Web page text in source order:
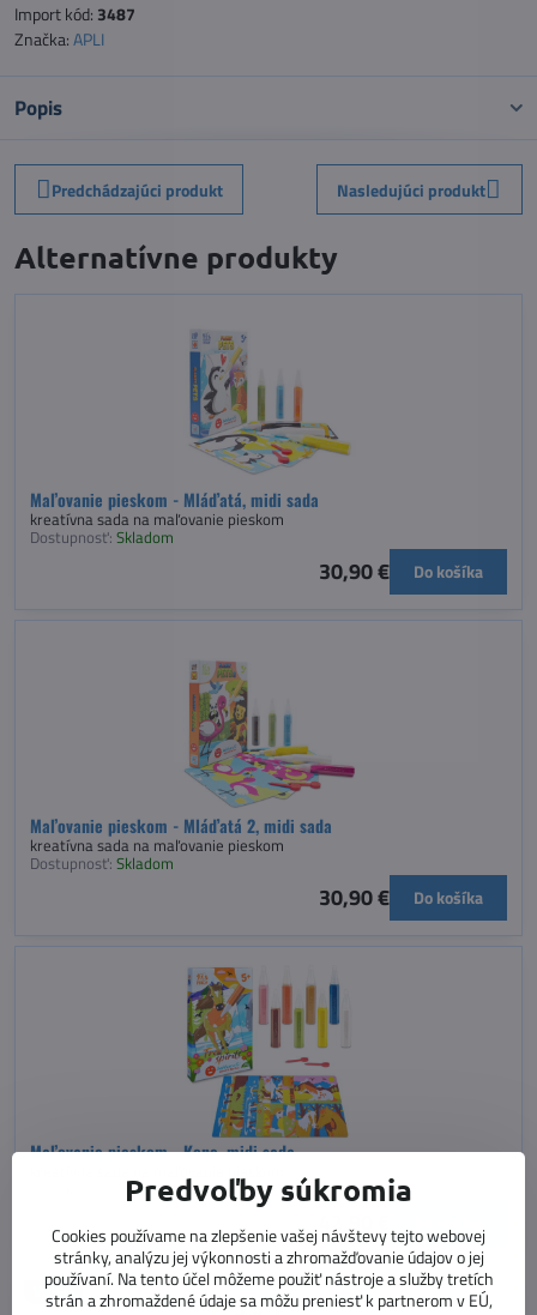
Import kód: 3487
Značka:APLI
Popis
Predchádzajúci produkt Nasledujúci produkt
Alternatívne produkty
Maľovanie pieskom - Mláďatá, midi sada
kreatívna sada na maľovanie pieskom
Dostupnosť: Skladom
30,90 € Do košíka
Maľovanie pieskom - Mláďatá 2, midi sada
kreatívna sada na maľovanie pieskom
Dostupnosť: Skladom
30,90 € Do košíka
Maľovanie pieskom - Kone, midi sada
Skladom
42,90 €
VIDEO
Predvoľby súkromia
Cookies používame na zlepšenie vašej návštevy tejto webovej
stránky, analýzu jej výkonnosti a zhromažďovanie údajov o jej
používaní. Na tento účel môžeme použiť nástroje a služby tretích
strán a zhromaždené údaje sa môžu preniesť k partnerom v EÚ,